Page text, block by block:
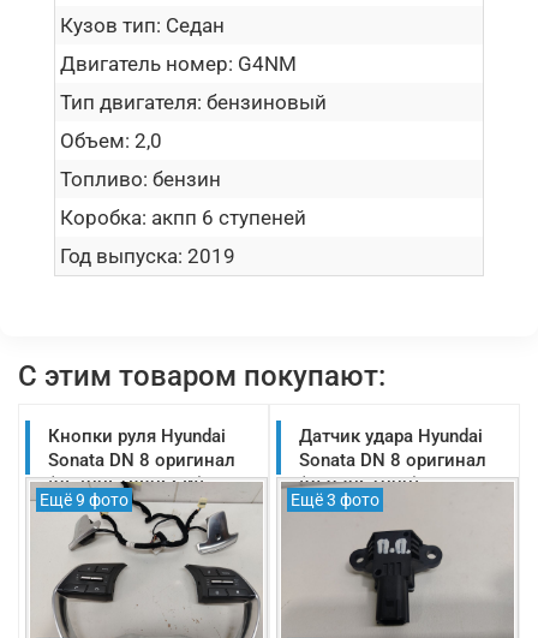
Кузов тип: Седан
Двигатель номер: G4NM
Тип двигателя: бензиновый
Объем: 2,0
Топливо: бензин
Коробка: акпп 6 ступеней
Год выпуска: 2019
С этим товаром покупают:
Кнопки руля Hyundai
Sonata DN 8 оригинал
(96700L1880SSW)
Ещё 9 фото
Датчик удара Hyundai
Sonata DN 8 оригинал
(95930S1000)
Ещё 3 фото